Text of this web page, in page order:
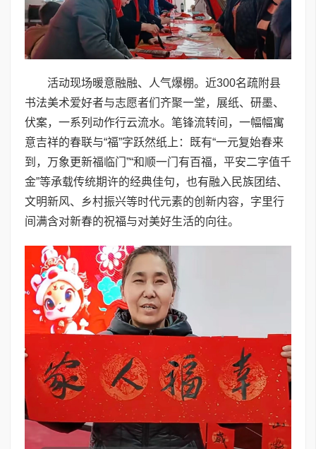
活动现场暖意融融、人气爆棚。近300名疏附县
书法美术爱好者与志愿者们齐聚一堂，展纸、研墨、
伏案，一系列动作行云流水。笔锋流转间，一幅幅寓
意吉祥的春联与“福”字跃然纸上：既有“一元复始春来
到，万象更新福临门”“和顺一门有百福，平安二字值千
金”等承载传统期许的经典佳句，也有融入民族团结、
文明新风、乡村振兴等时代元素的创新内容，字里行
间满含对新春的祝福与对美好生活的向往。